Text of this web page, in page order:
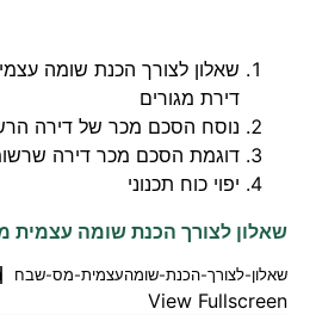
שאלון לצורך הכנת שומה
דירת מגורים
נוסח הסכם מכר של דירה
דוגמת הסכם מכר דירה
יפוי כוח תכנוני
שאלון לצורך הכנת שומה עצמית
שאלון-לצורך-הכנת-שומהעצמית-מס-שבח
View Fullscreen